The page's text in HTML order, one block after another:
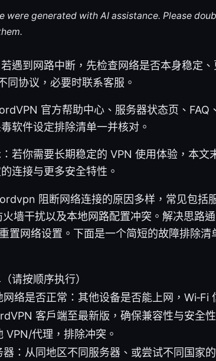
were generated with AI assistance. Please
遇到网路中断，先检查网络是否本身稳定
同协议，必要时联系客服。
官方帮助中心、服务器状态页、FAQ
软件设定排除清单一并核对。
若你需要长期稳定的 VPN 使用体验，本文
连接与更多安全特性。
阻断网络连接的原因多样，常见包括
墙干扰以及本地网路配置冲突。解决思路
置网络设置。下面是一个简短的故障排除
请按顺序执行）
络是否正常：其他设备是否能上网，Wi‑Fi
客户端至最新版，确保兼容性与安全性
VPN/代理，排除冲突。
器：从同地区不同服务器、或尝试不同国家